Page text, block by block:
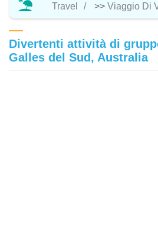
Travel >> Viaggio Di
Divertenti attività di
Galles del Sud, Australia